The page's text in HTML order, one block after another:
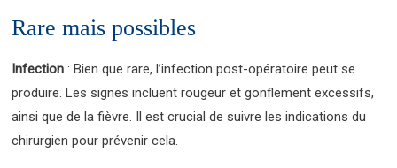
Rare mais possibles
Infection : Bien que rare, l’infection post-opératoire peut se
produire. Les signes incluent rougeur et gonflement excessifs,
ainsi que de la fièvre. Il est crucial de suivre les indications du
chirurgien pour prévenir cela.